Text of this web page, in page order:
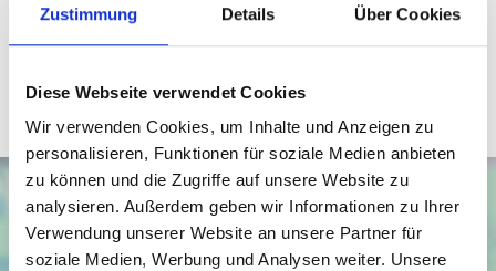
Zustimmung Details Über Cookies
Diese Webseite verwendet Cookies
Wir verwenden Cookies, um Inhalte und Anzeigen zu
personalisieren, Funktionen für soziale Medien anbieten
zu können und die Zugriffe auf unsere Website zu
analysieren. Außerdem geben wir Informationen zu Ihrer
Verwendung unserer Website an unsere Partner für
soziale Medien, Werbung und Analysen weiter. Unsere
Telefax: 0571 870 490 05
weihe@wb-immobilien.de